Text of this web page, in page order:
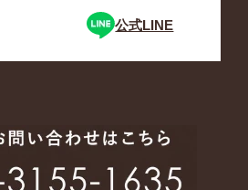
公式LINE